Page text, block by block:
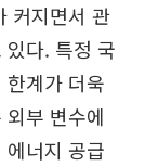
커지면서 관
있다. 특정 국
계가 더욱
부 변수에
너지 공급